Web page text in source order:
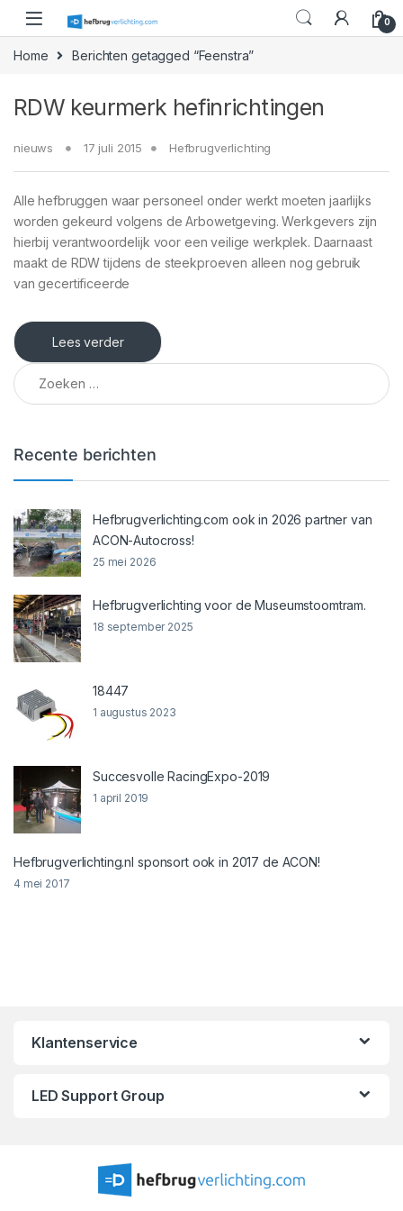
Skip to navigation
Skip to content
0
Home Berichten getagged “Feenstra”
RDW keurmerk hefinrichtingen
nieuws 17 juli 2015 Hefbrugverlichting
Alle hefbruggen waar personeel onder werkt moeten jaarlijks
worden gekeurd volgens de Arbowetgeving. Werkgevers zijn
hierbij verantwoordelijk voor een veilige werkplek. Daarnaast
maakt de RDW tijdens de steekproeven alleen nog gebruik
van gecertificeerde
Lees verder
Zoeken naar:
Recente berichten
Hefbrugverlichting.com ook in 2026 partner van
ACON-Autocross!
25 mei 2026
Hefbrugverlichting voor de Museumstoomtram.
18 september 2025
18447
1 augustus 2023
Succesvolle RacingExpo-2019
1 april 2019
Hefbrugverlichting.nl sponsort ook in 2017 de ACON!
4 mei 2017
Klantenservice
LED Support Group